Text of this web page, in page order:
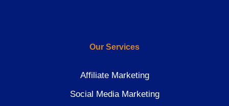
Our Services
Affiliate Marketing
Social Media Marketing